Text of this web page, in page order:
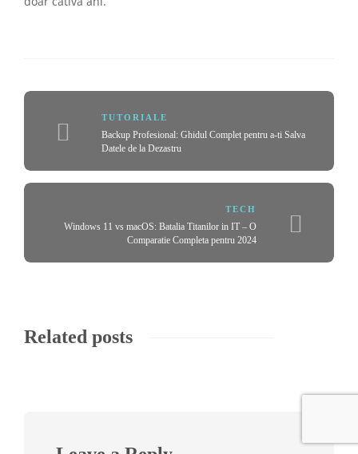
TUTORIALE
Backup Profesional: Ghidul Complet pentru a-ti Salva
Datele de la Dezastru
TECH
Windows 11 vs macOS: Batalia Titanilor in IT – O
Comparatie Completa pentru 2024
Related posts